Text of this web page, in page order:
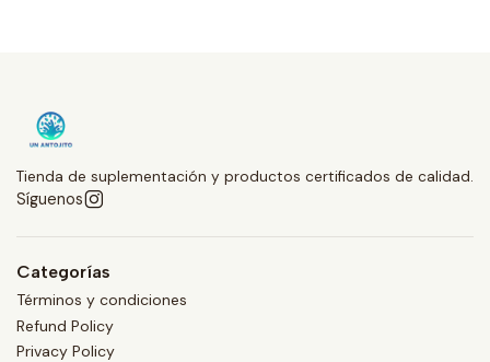
Tienda de suplementación y productos certificados de calidad.
Síguenos
Categorías
Términos y condiciones
Refund Policy
Privacy Policy